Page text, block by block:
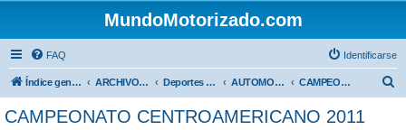
MundoMotorizado.com
FAQ Identificarse
Índice general ARCHIVO HASTA 2018 Deportes Internacionales AUTOMOVILISMO DE CENTROAMERICA CAMPEONATO CENTROAMERICANO 2011
CAMPEONATO CENTROAMERICANO 2011